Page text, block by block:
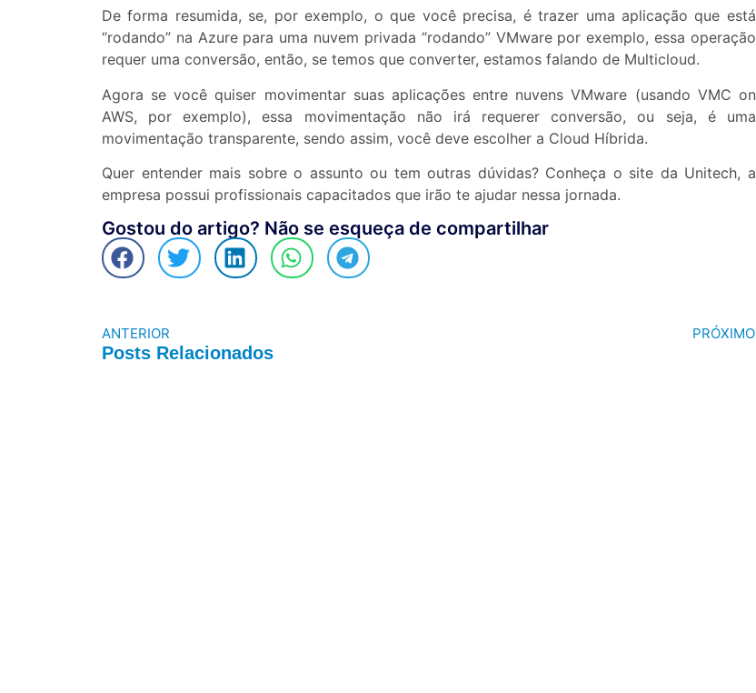
De forma resumida, se, por exemplo, o que você precisa, é trazer uma aplicação que está
“rodando” na Azure para uma nuvem privada “rodando” VMware por exemplo, essa operação
requer uma conversão, então, se temos que converter, estamos falando de Multicloud.
Agora se você quiser movimentar suas aplicações entre nuvens VMware (usando VMC on
AWS, por exemplo), essa movimentação não irá requerer conversão, ou seja, é uma
movimentação transparente, sendo assim, você deve escolher a Cloud Híbrida.
Quer entender mais sobre o assunto ou tem outras dúvidas? Conheça o site da Unitech, a
empresa possui profissionais capacitados que irão te ajudar nessa jornada.
Gostou do artigo? Não se esqueça de compartilhar
ANTERIOR PRÓXIMO
Posts Relacionados